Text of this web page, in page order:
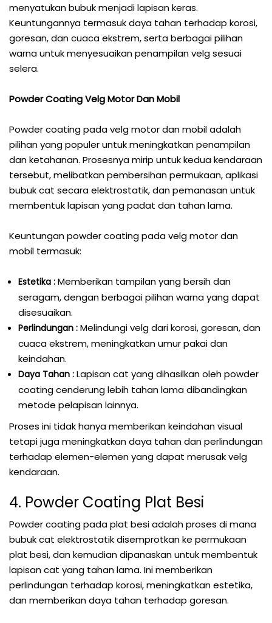
menyatukan bubuk menjadi lapisan keras.
Keuntungannya termasuk daya tahan terhadap korosi,
goresan, dan cuaca ekstrem, serta berbagai pilihan
warna untuk menyesuaikan penampilan velg sesuai
selera.
Powder Coating Velg Motor Dan Mobil
Powder coating pada velg motor dan mobil adalah
pilihan yang populer untuk meningkatkan penampilan
dan ketahanan. Prosesnya mirip untuk kedua kendaraan
tersebut, melibatkan pembersihan permukaan, aplikasi
bubuk cat secara elektrostatik, dan pemanasan untuk
membentuk lapisan yang padat dan tahan lama.
Keuntungan powder coating pada velg motor dan
mobil termasuk:
Estetika : Memberikan tampilan yang bersih dan
seragam, dengan berbagai pilihan warna yang dapat
disesuaikan.
Perlindungan : Melindungi velg dari korosi, goresan, dan
cuaca ekstrem, meningkatkan umur pakai dan
keindahan.
Daya Tahan : Lapisan cat yang dihasilkan oleh powder
coating cenderung lebih tahan lama dibandingkan
metode pelapisan lainnya.
Proses ini tidak hanya memberikan keindahan visual
tetapi juga meningkatkan daya tahan dan perlindungan
terhadap elemen-elemen yang dapat merusak velg
kendaraan.
4. Powder Coating Plat Besi
Powder coating pada plat besi adalah proses di mana
bubuk cat elektrostatik disemprotkan ke permukaan
plat besi, dan kemudian dipanaskan untuk membentuk
lapisan cat yang tahan lama. Ini memberikan
perlindungan terhadap korosi, meningkatkan estetika,
dan memberikan daya tahan terhadap goresan.